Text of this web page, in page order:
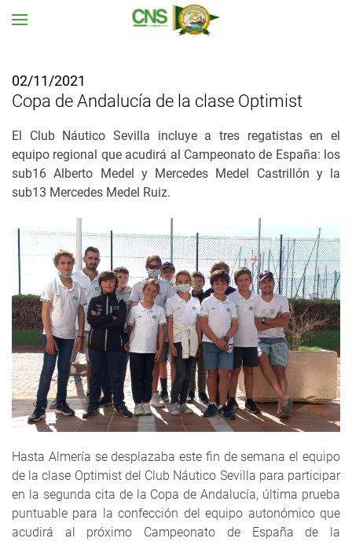
02/11/2021
Copa de Andalucía de la clase Optimist
El Club Náutico Sevilla incluye a tres regatistas en el
equipo regional que acudirá al Campeonato de España: los
sub16 Alberto Medel y Mercedes Medel Castrillón y la
sub13 Mercedes Medel Ruiz.
Hasta Almería se desplazaba este fin de semana el equipo
de la clase Optimist del Club Náutico Sevilla para participar
en la segunda cita de la Copa de Andalucía, última prueba
puntuable para la confección del equipo autonómico que
acudirá al próximo Campeonato de España de la